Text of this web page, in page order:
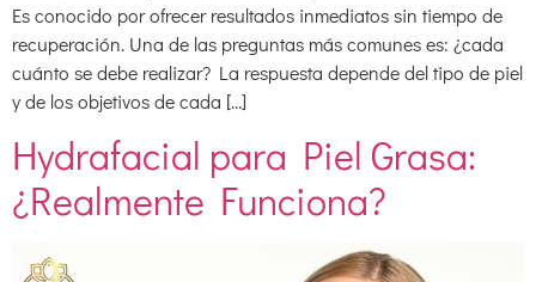
Es conocido por ofrecer resultados inmediatos sin tiempo de
recuperación. Una de las preguntas más comunes es: ¿cada
cuánto se debe realizar? La respuesta depende del tipo de piel
y de los objetivos de cada […]
Hydrafacial para Piel Grasa:
¿Realmente Funciona?